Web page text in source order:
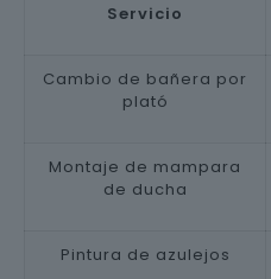
Servicio
Cambio de bañera por
plató
Montaje de mampara
de ducha
Pintura de azulejos